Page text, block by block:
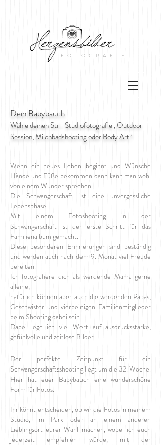
FOTOGRAFIE
Dein Babybauch
Wähle deinen Stil- Studiofotografie , Outdoor
Session, Milchbadshooting oder Body Art?
Wenn ein neues Leben beginnt und Wünsche
Hände und Füße bekommen dann kann man wohl
von einem Wunder sprechen.
Die Schwangerschaft ist eine unvergessliche
Lebensphase.
Mit einem Fotoshooting in der
Schwangerschaft ist der erste Schritt für das
Familienalbum gemacht.
Diese besonderen Erinnerungen sind beständig
und werden auch nach dem 9. Monat viel Freude
bereiten.
Ich fotografiere dich als werdende Mama gerne
alleine,
natürlich können aber auch die werdenden Papas,
Geschwister und vierbeinigen Familienmitglieder
beim Shooting dabei sein.
Dabei lege ich viel Wert auf ausdrucksstarke,
gefühlvolle und zeitlose Bilder.
Der perfekte Zeitpunkt für ein
Schwangerschaftsshooting liegt um die 32. Woche.
Hier hat euer Babybauch eine wunderschöne
Form für Fotos.
Ihr könnt entscheiden, ob wir die Fotos in meinem
Studio, im Park oder an einem anderen
Lieblingsort eurer Wahl machen, wobei ich euch
jederzeit empfehlen würde, mit der